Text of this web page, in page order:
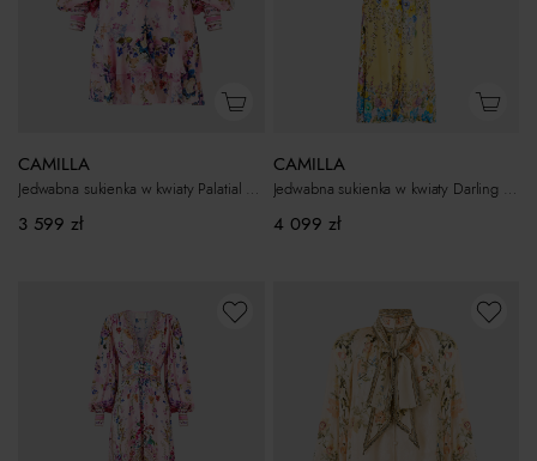
CAMILLA
Jedwabna sukienka w kwiaty Palatial Pastels
3 599 zł
CAMILLA
Jedwabna sukienka w kwiaty Darling Buds
4 099 zł